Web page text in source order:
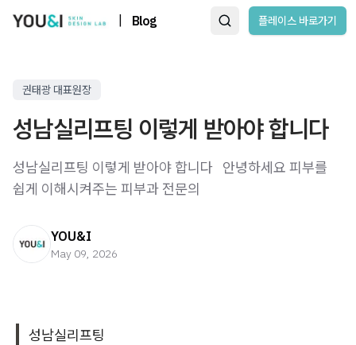
Blog 플레이스 바로가기
권태광 대표원장
성남실리프팅 이렇게 받아야 합니다
성남실리프팅 이렇게 받아야 합니다 ​ ​ 안녕하세요 피부를
쉽게 이해시켜주는 피부과 전문의
YOU&I
May 09, 2026
성남실리프팅